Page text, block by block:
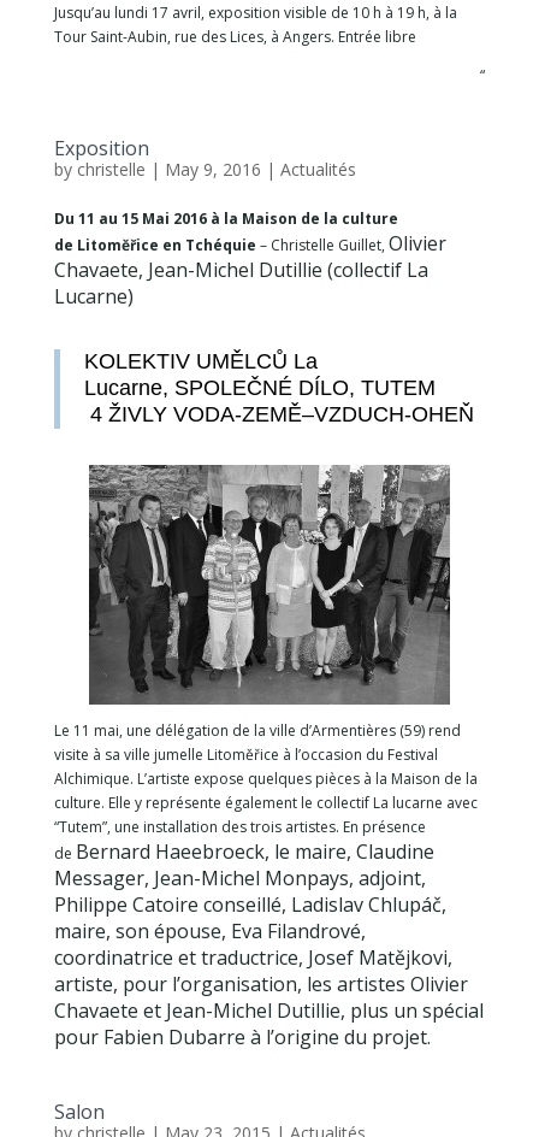
Jusqu’au lundi 17 avril, exposition visible de 10 h à 19 h, à la
Tour Saint-Aubin, rue des Lices, à Angers. Entrée libre
“
Exposition
by christelle | May 9, 2016 | Actualités
Du 11 au 15 Mai 2016 à la Maison de la culture
de Litoměřice en Tchéquie – Christelle Guillet, Olivier
Chavaete, Jean-Michel Dutillie (collectif La
Lucarne)
KOLEKTIV UMĚLCŮ La
Lucarne, SPOLEČNÉ DÍLO, TUTEM
4 ŽIVLY VODA-ZEMĚ–VZDUCH-OHEŇ
Le 11 mai, une délégation de la ville d’Armentières (59) rend
visite à sa ville jumelle Litoměřice à l’occasion du Festival
Alchimique. L’artiste expose quelques pièces à la Maison de la
culture. Elle y représente également le collectif La lucarne avec
“Tutem”, une installation des trois artistes. En présence
de Bernard Haeebroeck, le maire, Claudine
Messager, Jean-Michel Monpays, adjoint,
Philippe Catoire conseillé, Ladislav Chlupáč,
maire, son épouse, Eva Filandrové,
coordinatrice et traductrice, Josef Matějkovi,
artiste, pour l’organisation, les artistes Olivier
Chavaete et Jean-Michel Dutillie, plus un spécial
pour Fabien Dubarre à l’origine du projet.
Salon
by christelle | May 23, 2015 | Actualités